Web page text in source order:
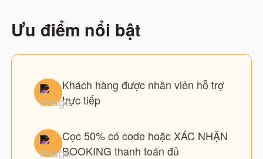
Ưu điểm nổi bật
Khách hàng được nhân viên hỗ trợ
trực tiếp
Cọc 50% có code hoặc XÁC NHẬN
BOOKING thanh toán đủ